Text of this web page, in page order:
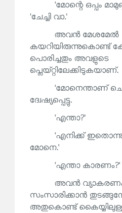
'മോന്റെ ഒപ്പം
'ചേച്ചി വാ.'
അവൻ മേശമേൽ
കയറിയിരുന്നുകൊണ്ട്
പൊരിച്ചതും അവളുടെ
പ്ലെയ്റ്റിലേക്കിടുകയാണ്.
'മോനെന്താണ്
ദ്വേഷ്യപ്പെട്ടു.
'എന്താ?'
'എനിക്ക് ഇതൊന്നും
മോനെ.'
'എന്താ കാരണം?'
അവൻ വ്യാകരണം
സംസാരിക്കാൻ
അതുകൊണ്ട്